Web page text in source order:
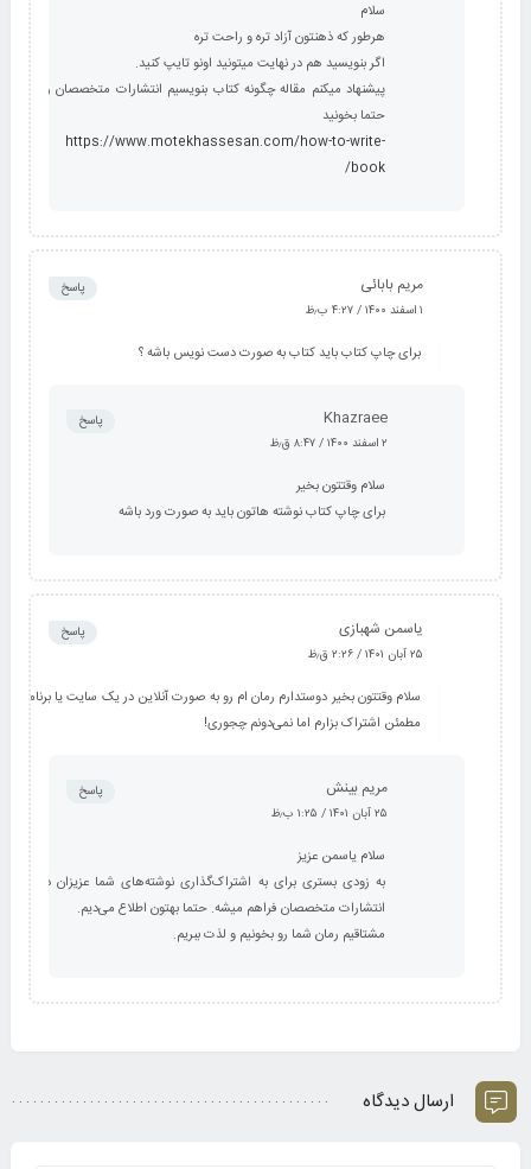
سلام
هرطور که ذهنتون آزاد تره و راحت تره
اگر بنویسید هم در نهایت میتونید اونو تایپ کنید.
پیشنهاد میکنم مقاله چگونه کتاب بنویسیم انتشارات متخصصان رو
حتما بخونید
https://www.motekhassesan.com/how-to-write-
book/
مریم بابائی
۱ اسفند ۱۴۰۰ / ۴:۲۷ ب٫ظ
پاسخ
برای چاپ کتاب باید کتاب به صورت دست نویس باشه ؟
Khazraee
۲ اسفند ۱۴۰۰ / ۸:۴۷ ق٫ظ
پاسخ
سلام وقتتون بخیر
برای چاپ کتاب نوشته هاتون باید به صورت ورد باشه
یاسمن شهبازی
۲۵ آبان ۱۴۰۱ / ۲:۲۶ ق٫ظ
پاسخ
سلام وقتتون بخیر دوستدارم رمان ام رو به صورت آنلاین در یک سایت یا برنامه
مطمئن اشتراک بزارم اما نمی‌دونم چجوری!
مریم بینش
۲۵ آبان ۱۴۰۱ / ۱:۲۵ ب٫ظ
پاسخ
سلام یاسمن عزیز
به زودی بستری برای به اشتراک‌گذاری نوشته‌های شما عزیزان در
انتشارات متخصصان فراهم میشه. حتما بهتون اطلاع می‌دیم.
مشتاقیم رمان شما رو بخونیم و لذت ببریم.
ارسال دیدگاه